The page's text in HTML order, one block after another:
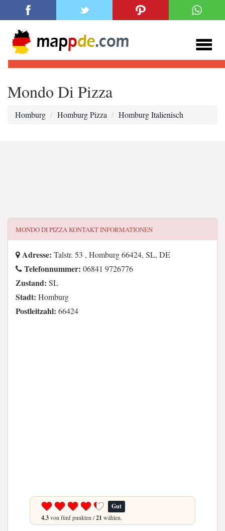
Mondo Di Pizza
Homburg Homburg Pizza Homburg Italienisch
MONDO DI PIZZAKONTAKT INFORMATIONEN
Adresse: Talstr. 53 , Homburg 66424, SL, DE
Telefonnummer: 06841 9726776
Zustand: SL
Stadt: Homburg
Postleitzahl: 66424
Gut
4.3von fünf punkten /21 wählen.